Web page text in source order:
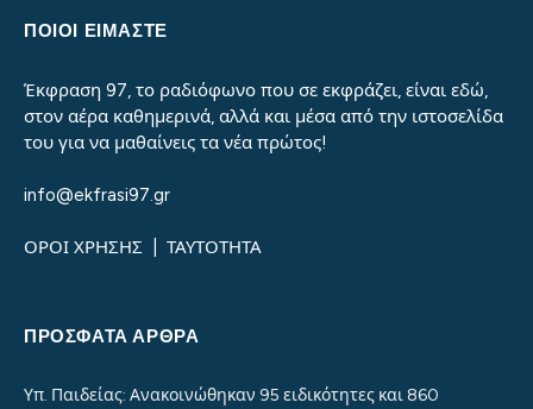
ΠΟΙΟΙ ΕΙΜΑΣΤΕ
Έκφραση 97, το ραδιόφωνο που σε εκφράζει, είναι εδώ,
στον αέρα καθημερινά, αλλά και μέσα από την ιστοσελίδα
του για να μαθαίνεις τα νέα πρώτος!
info@ekfrasi97.gr
ΟΡΟΙ ΧΡΗΣΗΣ ΤΑΥΤΟΤΗΤΑ
ΠΡΌΣΦΑΤΑ ΆΡΘΡΑ
Υπ. Παιδείας: Ανακοινώθηκαν 95 ειδικότητες και 860